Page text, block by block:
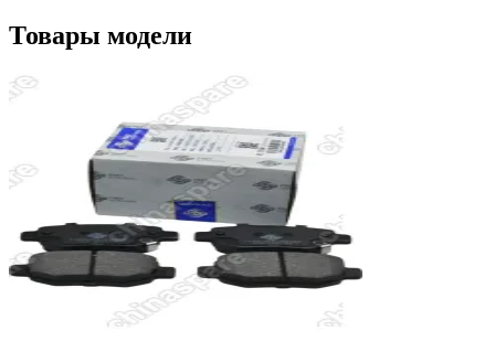
Товары модели